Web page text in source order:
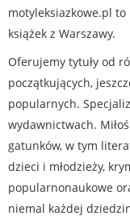
motyleksiazkowe.pl
książek z Warszawy.
Oferujemy tytuły od
początkujących,
popularnych.
wydawnictwach.
gatunków, w tym
dzieci i młodzieży,
popularnonaukowe
niemal każdej